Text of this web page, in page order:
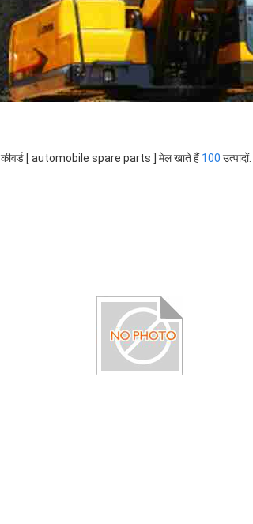
कीवर्ड [ automobile spare parts ] मेल खाते हैं100 उत्पादों.